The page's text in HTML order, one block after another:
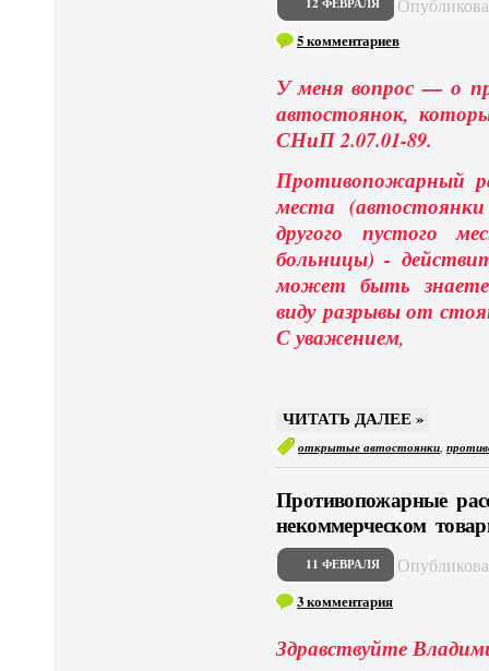
5 комментариев
У меня вопрос — о
автостоянок,
СНиП 2.07.01-89.
Противопожарный
места
другого пустого
больницы) -
может быть
виду разрывы от
С уважением,
ЧИТАТЬ ДАЛЕЕ »
открытые автостоянки ,
Противопожарные
некоммерческом
11 ФЕВРАЛЯ
3 комментария
Здравствуйте